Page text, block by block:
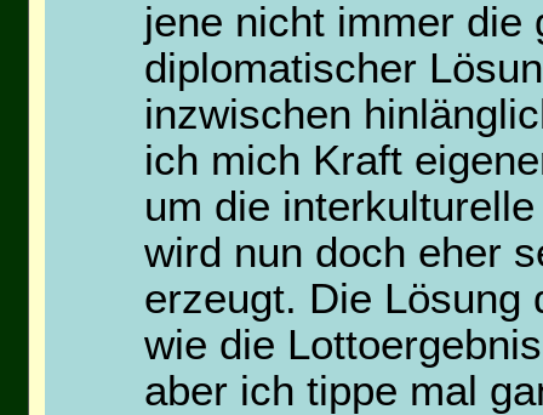
jene nicht immer die
diplomatischer
inzwischen
ich mich Kraft
um die
wird nun doch eher
erzeugt. Die Lösung
wie die
aber ich tippe mal